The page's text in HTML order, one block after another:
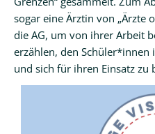
sogar eine Ärztin von „Ärzte
die AG, um von ihrer Arbeit
erzählen, den Schüler*innen
und sich für ihren Einsatz zu